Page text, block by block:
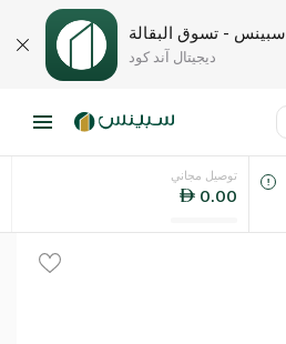
سبينس - تسوق البقالة
ديجيتال آند كود
اللغةتوصيل مجاني
0.00